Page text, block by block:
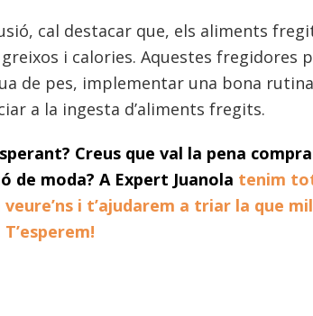
cal destacar que, els aliments
i calories. Aquestes fregidores
de pes, implementar una bona
a la ingesta d’aliments fregits.
Creus que val la pena
de moda? A Expert Juanola tenim
veure’ns i t’ajudarem a triar la que